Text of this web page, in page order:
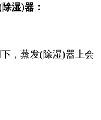
湿)器：
，蒸发(除湿)器上会